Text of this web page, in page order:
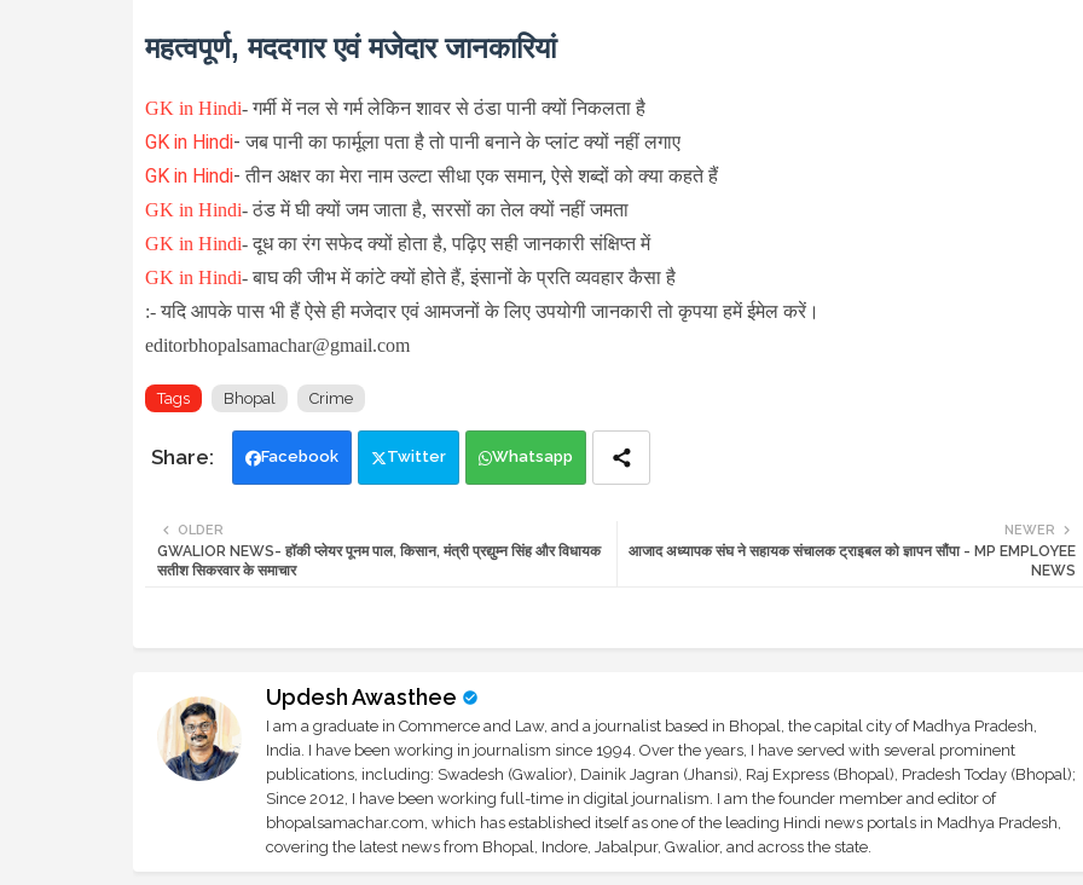
महत्वपूर्ण, मददगार एवं मजेदार जानकारियां
GK in Hindi- गर्मी में नल से गर्म लेकिन शावर से ठंडा पानी क्यों निकलता है
GK in Hindi- जब पानी का फार्मूला पता है तो पानी बनाने के प्लांट क्यों नहीं लगाए
GK in Hindi- तीन अक्षर का मेरा नाम उल्टा सीधा एक समान, ऐसे शब्दों को क्या कहते हैं
GK in Hindi- ठंड में घी क्यों जम जाता है, सरसों का तेल क्यों नहीं जमता
GK in Hindi- दूध का रंग सफेद क्यों होता है, पढ़िए सही जानकारी संक्षिप्त में
GK in Hindi- बाघ की जीभ में कांटे क्यों होते हैं, इंसानों के प्रति व्यवहार कैसा है
:- यदि आपके पास भी हैं ऐसे ही मजेदार एवं आमजनों के लिए उपयोगी जानकारी तो कृपया हमें ईमेल करें।
editorbhopalsamachar@gmail.com
Tags Bhopal Crime
Facebook Twitter Whatsapp
NEWER
आजाद अध्यापक संघ ने सहायक संचालक ट्राइबल को ज्ञापन सौंपा - MP EMPLOYEE
NEWS
OLDER
GWALIOR NEWS- हॉकी प्लेयर पूनम पाल, किसान, मंत्री प्रद्युम्न सिंह और विधायक
सतीश सिकरवार के समाचार
Updesh Awasthee
I am a graduate in Commerce and Law, and a journalist based in Bhopal, the capital city of Madhya Pradesh,
India. I have been working in journalism since 1994. Over the years, I have served with several prominent
publications, including: Swadesh (Gwalior), Dainik Jagran (Jhansi), Raj Express (Bhopal), Pradesh Today (Bhopal);
Since 2012, I have been working full-time in digital journalism. I am the founder member and editor of
bhopalsamachar.com, which has established itself as one of the leading Hindi news portals in Madhya Pradesh,
covering the latest news from Bhopal, Indore, Jabalpur, Gwalior, and across the state.